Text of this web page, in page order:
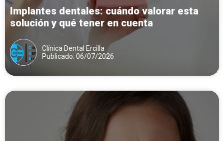
Implantes dentales: cuándo valorar esta
solución y qué tener en cuenta
Clínica Dental Ercilla
Publicado: 06/07/2026